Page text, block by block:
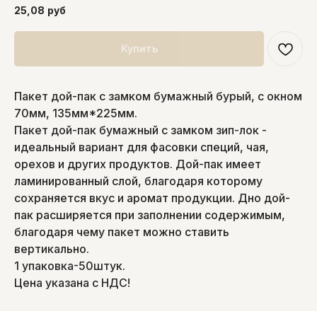
25,08 руб
Купить
Пакет дой-пак с замком бумажный бурый, с окном
70мм, 135мм*225мм.
Пакет дой-пак бумажный с замком зип-лок -
идеальный вариант для фасовки специй, чая,
орехов и других продуктов. Дой-пак имеет
ламинированный слой, благодаря которому
сохраняется вкус и аромат продукции. Дно дой-
пак расширяется при заполнении содержимым,
благодаря чему пакет можно ставить
вертикально.
1 упаковка-50штук.
Цена указана с НДС!